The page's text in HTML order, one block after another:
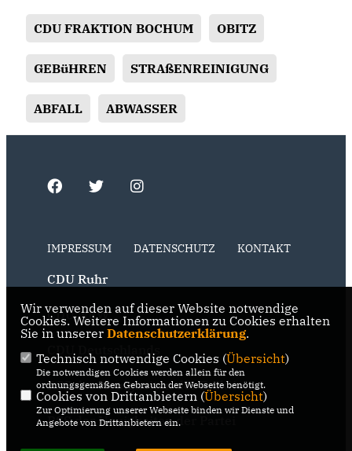
CDU FRAKTION BOCHUM OBITZ
GEBüHREN STRAßENREINIGUNG
ABFALL ABWASSER
IMPRESSUM DATENSCHUTZ KONTAKT
CDU Ruhr
CDU NRW
RSS der Neuigkeiten der Fraktion
RSS der Neuigkeiten der Partei
Wir verwenden auf dieser Website notwendige
Cookies. Weitere Informationen zu Cookies erhalten
Sie in unserer Datenschutzerklärung.
Technisch notwendige Cookies (Übersicht)
Die notwendigen Cookies werden allein für den
ordnungsgemäßen Gebrauch der Webseite benötigt.
Cookies von Drittanbietern (Übersicht)
Zur Optimierung unserer Webseite binden wir Dienste und
Angebote von Drittanbietern ein.